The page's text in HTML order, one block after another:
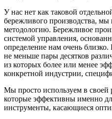
У нас нет как таковой
бережливого производства, мы
методологию. Бережливое
системой управления,
определение нам очень
не меньше пары десятков
из которых более или менее
конкретной индустрии,
Мы просто используем в своей
которые эффективны именно
инструменты, касающиеся